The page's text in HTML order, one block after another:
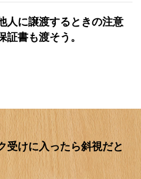
人に譲渡するときの注意
証書も渡そう。
受けに入ったら斜視だと